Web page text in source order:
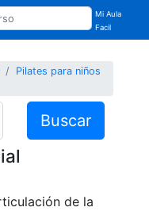
Mi Aula
Facil
Pilates para niños
Buscar
de la